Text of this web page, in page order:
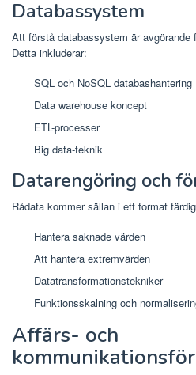
Databassystem
Att förstå databassystem är
Detta inkluderar:
SQL och NoSQL databashantering
Data warehouse koncept
ETL-processer
Big data-teknik
Datarengöring och
Rådata kommer sällan i ett format
Hantera saknade värden
Att hantera extremvärden
Datatransformationstekniker
Funktionsskalning och
Affärs- och